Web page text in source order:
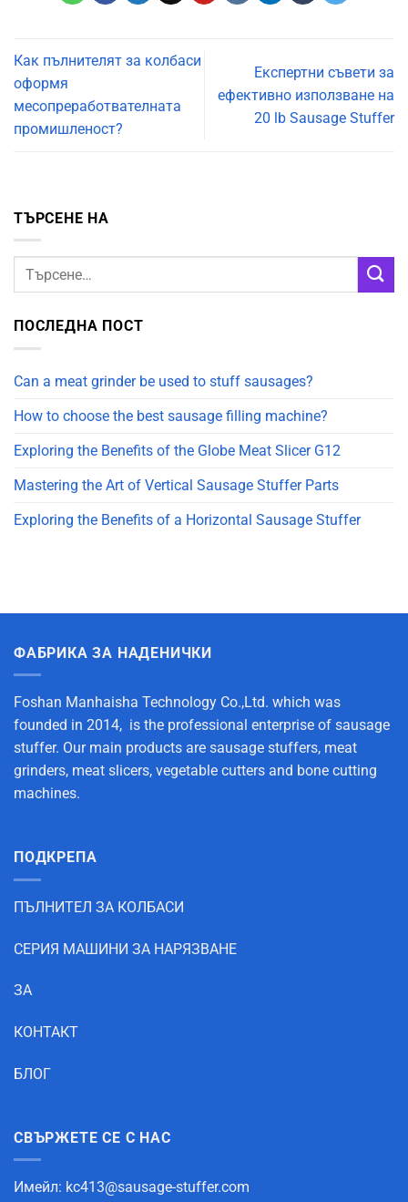
Как пълнителят за колбаси
оформя
месопреработвателната
промишленост?
Експертни съвети за
ефективно използване на
20 lb Sausage Stuffer
ТЪРСЕНЕ НА
ПОСЛЕДНА ПОСТ
Can a meat grinder be used to stuff sausages?
How to choose the best sausage filling machine?
Exploring the Benefits of the Globe Meat Slicer G12
Mastering the Art of Vertical Sausage Stuffer Parts
Exploring the Benefits of a Horizontal Sausage Stuffer
ФАБРИКА ЗА НАДЕНИЧКИ
Foshan Manhaisha Technology Co.,Ltd. which was
founded in 2014, is the professional enterprise of sausage
stuffer. Our main products are sausage stuffers, meat
grinders, meat slicers, vegetable cutters and bone cutting
machines.
ПОДКРЕПА
ПЪЛНИТЕЛ ЗА КОЛБАСИ
СЕРИЯ МАШИНИ ЗА НАРЯЗВАНЕ
ЗА
КОНТАКТ
БЛОГ
СВЪРЖЕТЕ СЕ С НАС
Имейл: kc413@sausage-stuffer.com